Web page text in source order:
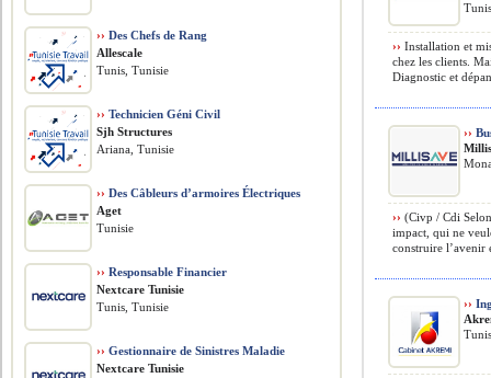
›› Installation et
chez les clients.
Diagnostic et
››
›› (Civp / Cdi
impact, qui ne
construire l’avenir
››
›› Des Chefs de Rang
Allescale
Tunis, Tunisie
›› Technicien Géni Civil
Sjh Structures
Ariana, Tunisie
›› Des Câbleurs d’armoires Électriques
Aget
Tunisie
›› Responsable Financier
Nextcare Tunisie
Tunis, Tunisie
›› Gestionnaire de Sinistres Maladie
Nextcare Tunisie